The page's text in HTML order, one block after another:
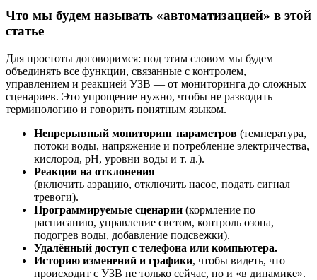
Что мы будем называть «автоматизацией» в этой
статье
Для простоты договоримся: под этим словом мы будем
объединять все функции, связанные с контролем,
управлением и реакцией УЗВ — от мониторинга до сложных
сценариев. Это упрощение нужно, чтобы не разводить
терминологию и говорить понятным языком.
Непрерывный мониторинг параметров (температура,
потоки воды, напряжение и потребление электричества,
кислород, pH, уровни воды и т. д.).
Реакции на отклонения
(включить аэрацию, отключить насос, подать сигнал
тревоги).
Программируемые сценарии (кормление по
расписанию, управление светом, контроль озона,
подогрев воды, добавление подсвежки).
Удалённый доступ с телефона или компьютера.
Историю изменений и графики, чтобы видеть, что
происходит с УЗВ не только сейчас, но и «в динамике».